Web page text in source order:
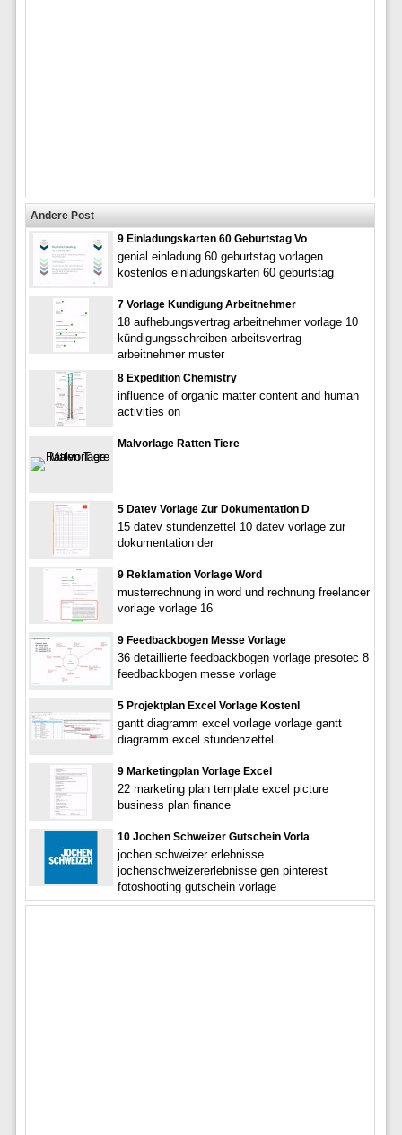
Andere Post
9 Einladungskarten 60 Geburtstag Vo
genial einladung 60 geburtstag vorlagen
kostenlos einladungskarten 60 geburtstag
7 Vorlage Kundigung Arbeitnehmer
18 aufhebungsvertrag arbeitnehmer vorlage 10
kündigungsschreiben arbeitsvertrag
arbeitnehmer muster
8 Expedition Chemistry
influence of organic matter content and human
activities on
Malvorlage Ratten Tiere
5 Datev Vorlage Zur Dokumentation D
15 datev stundenzettel 10 datev vorlage zur
dokumentation der
9 Reklamation Vorlage Word
musterrechnung in word und rechnung freelancer
vorlage vorlage 16
9 Feedbackbogen Messe Vorlage
36 detaillierte feedbackbogen vorlage presotec 8
feedbackbogen messe vorlage
5 Projektplan Excel Vorlage Kostenl
gantt diagramm excel vorlage vorlage gantt
diagramm excel stundenzettel
9 Marketingplan Vorlage Excel
22 marketing plan template excel picture
business plan finance
10 Jochen Schweizer Gutschein Vorla
jochen schweizer erlebnisse
jochenschweizererlebnisse gen pinterest
fotoshooting gutschein vorlage